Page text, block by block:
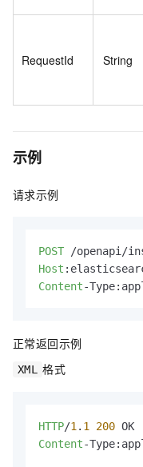
RequestId String
示例
请求示例
POST /openapi/
Host
Content-
正常返回示例
XML 格式
HTTP/1 . 1 200
Content-